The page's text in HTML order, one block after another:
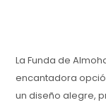
La Funda de
encantadora
un diseño alegre,